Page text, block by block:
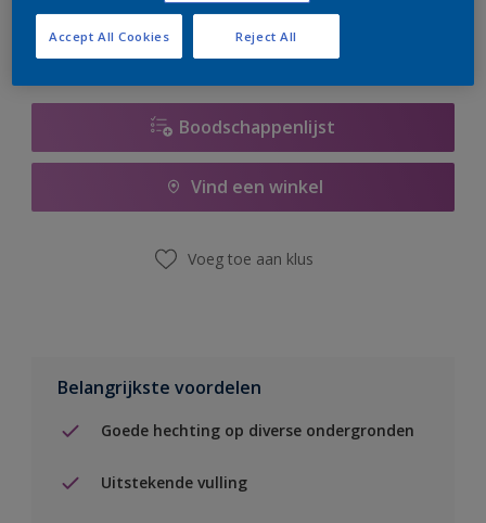
Boodschappenlijst
Vind een winkel
Voeg toe aan klus
Belangrijkste voordelen
Goede hechting op diverse ondergronden
Uitstekende vulling
Reject All
Accept All Cookies